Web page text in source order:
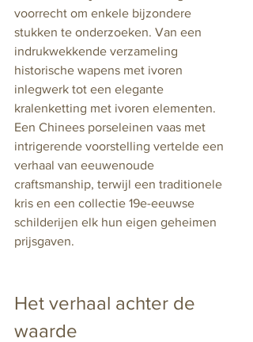
voorrecht om enkele bijzondere
stukken te onderzoeken. Van een
indrukwekkende verzameling
historische wapens met ivoren
inlegwerk tot een elegante
kralenketting met ivoren elementen.
Een Chinees porseleinen vaas met
intrigerende voorstelling vertelde een
verhaal van eeuwenoude
craftsmanship, terwijl een traditionele
kris en een collectie 19e-eeuwse
schilderijen elk hun eigen geheimen
prijsgaven.
Het verhaal achter de
waarde